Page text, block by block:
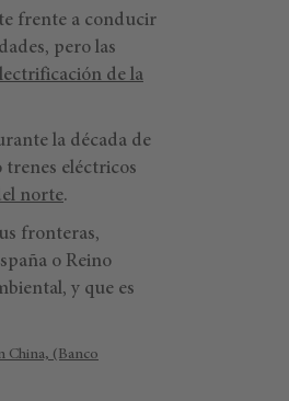
frente a conducir
pero las
de la
la década de
trenes eléctricos
norte.
fronteras,
o Reino
y que es
China, (Banco